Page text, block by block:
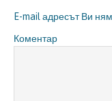
E-mail адресът Ви
Коментар